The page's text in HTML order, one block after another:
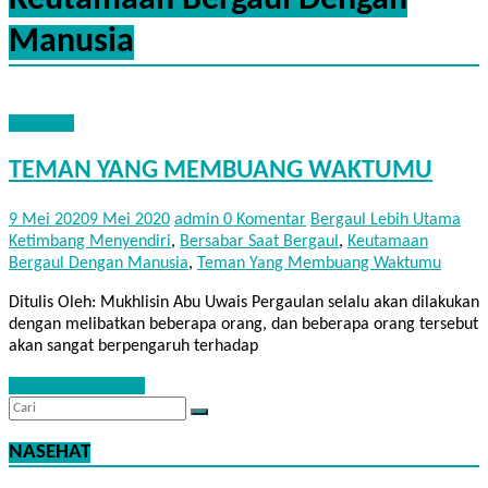
Manusia
TEMAN YANG MEMBUANG WAKTUMU
9 Mei 20209 Mei 2020 admin 0 Komentar Bergaul Lebih Utama
Ketimbang Menyendiri, Bersabar Saat Bergaul , Keutamaan
Bergaul Dengan Manusia, Teman Yang Membuang Waktumu
Ditulis Oleh: Mukhlisin Abu Uwais Pergaulan selalu akan dilakukan
dengan melibatkan beberapa orang, dan beberapa orang tersebut
akan sangat berpengaruh terhadap
NASEHAT